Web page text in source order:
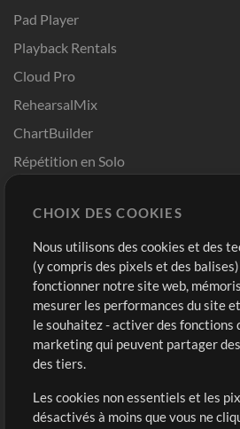
Pad Player
Playback Rentals
Cloud Pro
RehearsalMix
ChartBuilder
Répétition en Solo
Modèles ProPresenter
Sons
Boutique
Acheter des crédits
Contenu gratuit
Demander les pistes
Extras
CHOIX DES COOKIES
Nous utilisons des cookies et des
(y compris des pixels et des
fonctionner notre site web,
mesurer les performances du site
le souhaitez - activer des fonctions
marketing qui peuvent partager
des tiers.
Les cookies non essentiels et les
désactivés à moins que vous ne